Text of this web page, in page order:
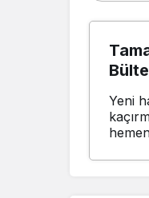
Yeni